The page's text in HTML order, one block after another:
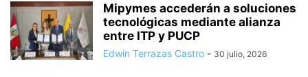
Mipymes accederán a soluciones
tecnológicas mediante alianza
entre ITP y PUCP
Edwin Terrazas Castro - 30 julio, 2026